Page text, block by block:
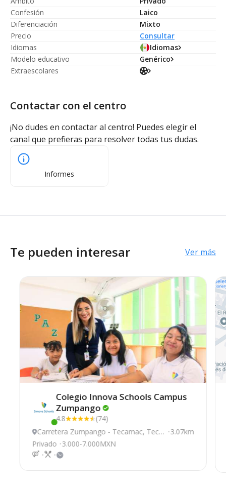
Confesión
Laico
Diferenciación
Mixto
Precio
Consultar
Idiomas
Idiomas
Modelo educativo
Genérico
Extraescolares
Contactar con el centro
¡No dudes en contactar al centro! Puedes elegir el
canal que prefieras para resolver todas tus dudas.
Informes
Te pueden interesar Ver más
Este centro ha estado online recientemente
Colegio Innova Schools Campus
Zumpango
4.8
(74)
Carretera Zumpango - Tecamac, Teca
mac
3.07km
Privado 3.000-7.000MXN